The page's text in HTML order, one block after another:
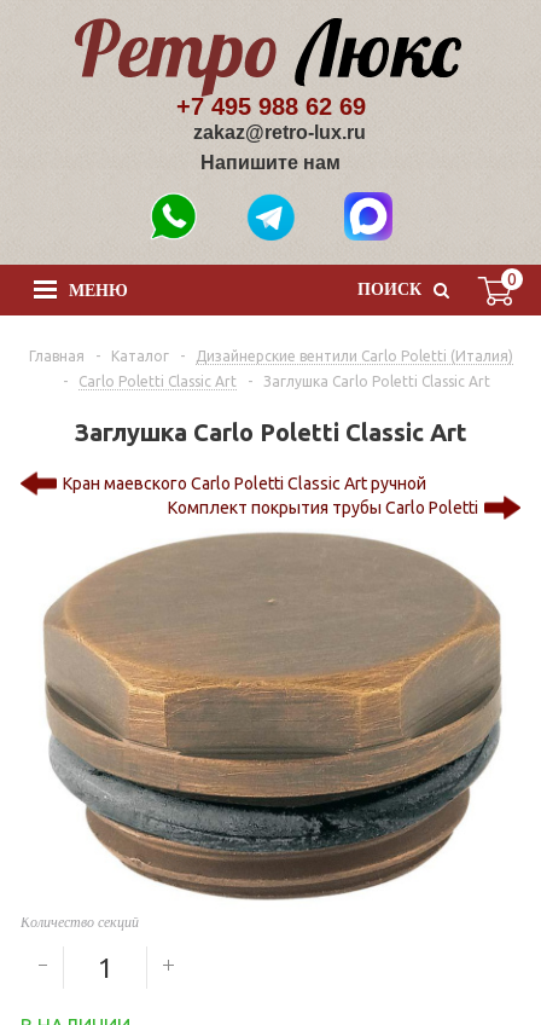
+7 495 988 62 69
zakaz@retro-lux.ru
Напишите нам
0
ПОИСК
МЕНЮ
Главная - Каталог -
Дизайнерские вентили Сarlo Poletti (Италия)
-
Carlo Poletti Classic Art - Заглушка Carlo Poletti Classic Art
Заглушка Carlo Poletti Classic Art
Кран маевского Carlo Poletti Classic Art ручной
Комплект покрытия трубы Carlo Poletti
Количество секций